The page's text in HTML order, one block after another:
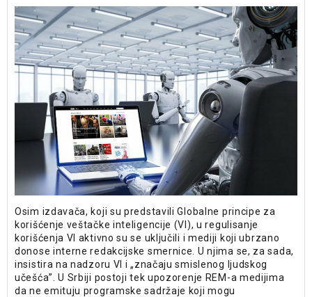
Osim izdavača, koji su predstavili Globalne principe za
korišćenje veštačke inteligencije (VI), u regulisanje
korišćenja VI aktivno su se uključili i mediji koji ubrzano
donose interne redakcijske smernice. U njima se, za sada,
insistira na nadzoru VI i „značaju smislenog ljudskog
učešća”. U Srbiji postoji tek upozorenje REM-а medijima
da ne emituju programske sadržaje koji mogu